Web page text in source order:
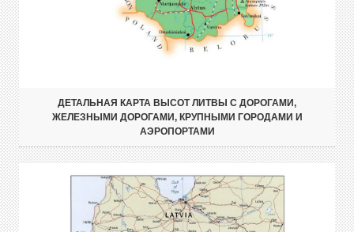
ДЕТАЛЬНАЯ КАРТА ВЫСОТ ЛИТВЫ С ДОРОГАМИ,
ЖЕЛЕЗНЫМИ ДОРОГАМИ, КРУПНЫМИ ГОРОДАМИ И
АЭРОПОРТАМИ